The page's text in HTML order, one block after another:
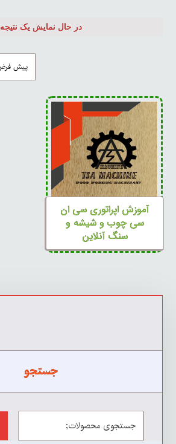
در حال نمایش یک نتیجه
آموزش اپراتوری سی ان
سی چوب و شیشه و
سنگ آنلاین
جستجو